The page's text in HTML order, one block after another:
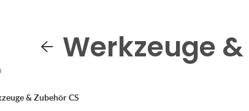
Werkzeuge
& Zubehör CS